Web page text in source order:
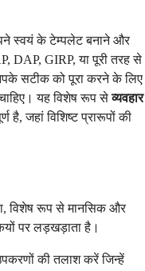
स्वयं के टेम्पलेट बनाने और
DAP, GIRP, या पूरी तरह से
सटीक को पूरा करने के लिए
यह विशेष रूप सेव्यवहार
है, जहां विशिष्ट प्रारूपों की
विशेष रूप से मानसिक और
पर लड़खड़ाता है।
की तलाश करें जिन्हें